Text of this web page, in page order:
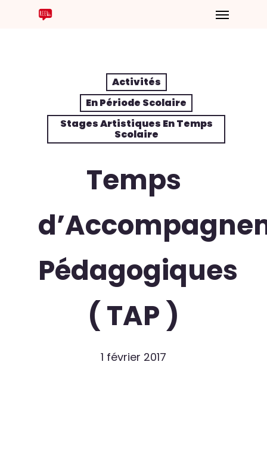
Activités
En Période Scolaire
Stages Artistiques En Temps
Scolaire
Temps
Pédagogiques
( TAP )
1 février 2017